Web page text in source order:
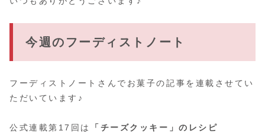
今週のフーディストノート
フーディストノートさんでお菓子の記事を連載させてい
ただいています♪
公式連載第17回は 「チーズクッキー」のレシピ